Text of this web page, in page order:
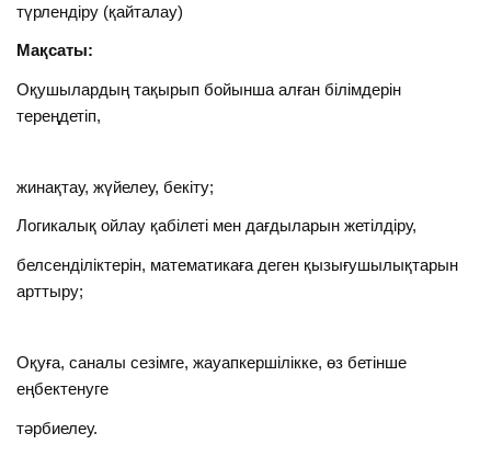
түрлендіру (қайталау)
Мақсаты:
Оқушылардың тақырып бойынша алған білімдерін
тереңдетіп,
жинақтау, жүйелеу, бекіту;
Логикалық ойлау қабілеті мен дағдыларын жетілдіру,
белсенділіктерін, математикаға деген қызығушылықтарын
арттыру;
Оқуға, саналы сезімге, жауапкершілікке, өз бетінше
еңбектенуге
тәрбиелеу.